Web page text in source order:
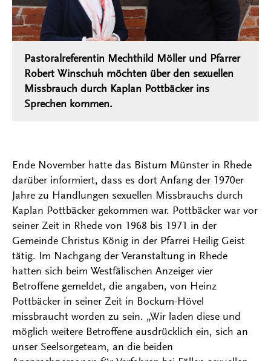
Pastoralreferentin Mechthild Möller und Pfarrer
Robert Winschuh möchten über den sexuellen
Missbrauch durch Kaplan Pottbäcker ins
Sprechen kommen.
Ende November hatte das Bistum Münster in Rhede
darüber informiert, dass es dort Anfang der 1970er
Jahre zu Handlungen sexuellen Missbrauchs durch
Kaplan Pottbäcker gekommen war. Pottbäcker war vor
seiner Zeit in Rhede von 1968 bis 1971 in der
Gemeinde Christus König in der Pfarrei Heilig Geist
tätig. Im Nachgang der Veranstaltung in Rhede
hatten sich beim Westfälischen Anzeiger vier
Betroffene gemeldet, die angaben, von Heinz
Pottbäcker in seiner Zeit in Bockum-Hövel
missbraucht worden zu sein. „Wir laden diese und
möglich weitere Betroffene ausdrücklich ein, sich an
unser Seelsorgeteam, an die beiden